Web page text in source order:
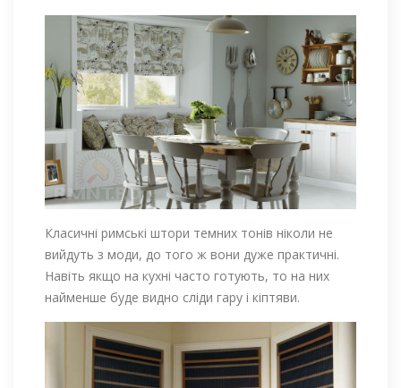
Класичні римські штори темних тонів ніколи не
вийдуть з моди, до того ж вони дуже практичні.
Навіть якщо на кухні часто готують, то на них
найменше буде видно сліди гару і кіптяви.